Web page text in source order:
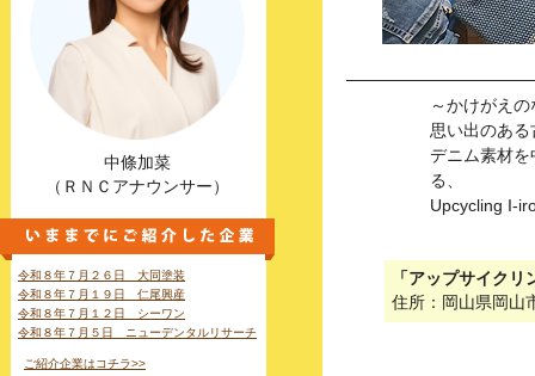
～かけがえ
思い出のあ
デニム素材
る、
Upcycling I-
「アップサイクリ
住所：岡山県岡山
中條加菜
（ＲＮＣアナウンサー）
令和８年７月２６日 大同塗装
令和８年７月１９日 仁尾興産
令和８年７月１２日 シーワン
令和８年７月５日 ニューデンタルリサーチ
ご紹介企業はコチラ>>